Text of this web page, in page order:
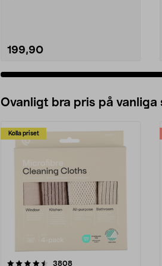
199,90
Ovanligt bra pris på vanliga
Kolla priset
3808recensioner
4.0av 5 stjärnor